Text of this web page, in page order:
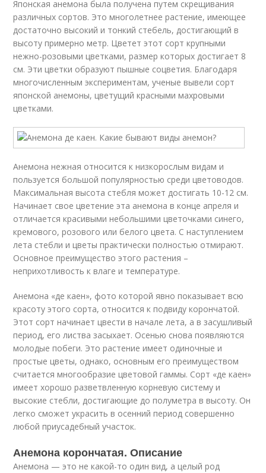
Японская анемона была получена путем скрещивания
различных сортов. Это многолетнее растение, имеющее
достаточно высокий и тонкий стебель, достигающий в
высоту примерно метр. Цветет этот сорт крупными
нежно-розовыми цветками, размер которых достигает 8
см. Эти цветки образуют пышные соцветия. Благодаря
многочисленным экспериментам, ученые вывели сорт
японской анемоны, цветущий красными махровыми
цветками.
Анемона нежная относится к низкорослым видам и
пользуется большой популярностью среди цветоводов.
Максимальная высота стебля может достигать 10-12 см.
Начинает свое цветение эта анемона в конце апреля и
отличается красивыми небольшими цветочками синего,
кремового, розового или белого цвета. С наступлением
лета стебли и цветы практически полностью отмирают.
Основное преимущество этого растения –
неприхотливость к влаге и температуре.
Анемона «де каен», фото которой явно показывает всю
красоту этого сорта, относится к подвиду корончатой.
Этот сорт начинает цвести в начале лета, а в засушливый
период, его листва засыхает. Осенью снова появляются
молодые побеги. Это растение имеет одиночные и
простые цветы, однако, основным его преимуществом
считается многообразие цветовой гаммы. Сорт «де каен»
имеет хорошо разветвленную корневую систему и
высокие стебли, достигающие до полуметра в высоту. Он
легко сможет украсить в осенний период совершенно
любой приусадебный участок.
Анемона корончатая. Описание
Анемона — это не какой-то один вид, а целый род